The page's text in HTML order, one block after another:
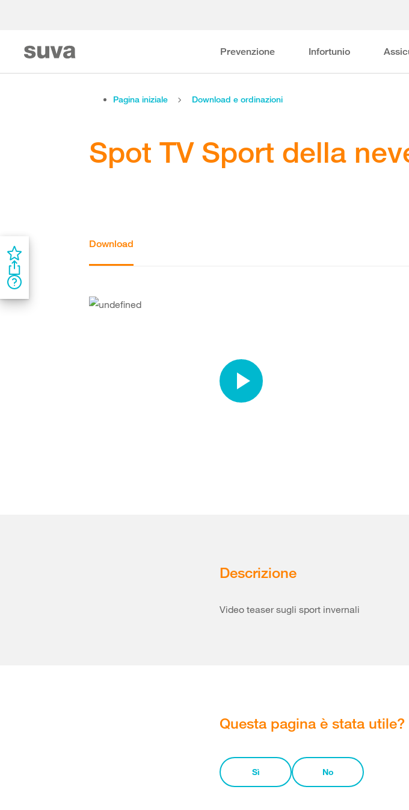
Prevenzione Infortunio
Pagina iniziale Download e ordinazioni
Spot TV Sport della
Download
Descrizione
Video teaser sugli sport invernali
Questa pagina è stata utile?
Sì No